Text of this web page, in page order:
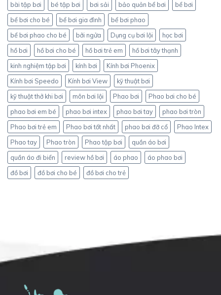
bài tập bơi bé tập bơi bơi sải bảo quản bể bơi
bể bơi
bể bơi cho bé
bể bơi gia đình
bể bơi phao
bể bơi phao cho bé
bởi ngửa Dụng cụ bơi lội
học bơi
hồ bơi
hồ bơi cho bé hồ bơi trẻ em
hồ bơi tây thạnh
kinh nghiệm tập bơi
kính bơi
Kính bơi Phoenix
Kính bơi Speedo
Kính bơi View
kỹ thuật bơi
kỹ thuật thở khi bơi
môn bơi lội Phao bơi
Phao bơi cho bé
phao bơi em bé
phao bơi intex phao bơi tay
phao bơi tròn
Phao bơi trẻ em
Phao bơi tốt nhất phao bơi đỡ cổ
Phao Intex
Phao tay
Phao tròn Phao tập bơi
quần áo bơi
quần áo đi biển
review hồ bơi áo phao
áo phao bơi
đồ bơi
đồ bơi cho bé đồ bơi cho trẻ